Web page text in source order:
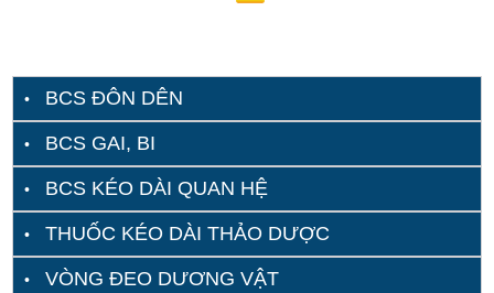
BCS ĐÔN DÊN
BCS GAI, BI
BCS KÉO DÀI QUAN HỆ
THUỐC KÉO DÀI THẢO DƯỢC
VÒNG ĐEO DƯƠNG VẬT